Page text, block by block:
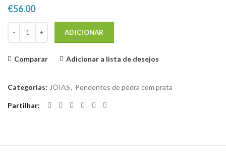
€56.00
ADICIONAR
Comparar Adicionar a lista de desejos
Categorias: JÓIAS, Pendentes de pedra com prata
Partilhar